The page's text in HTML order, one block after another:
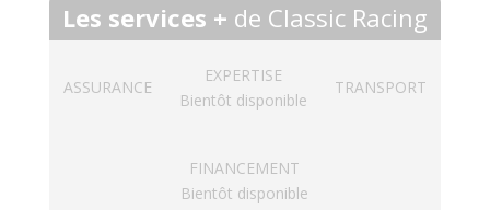
Les services + de Classic Racing
ASSURANCE
EXPERTISE
Bientôt disponible
TRANSPORT
FINANCEMENT
Bientôt disponible